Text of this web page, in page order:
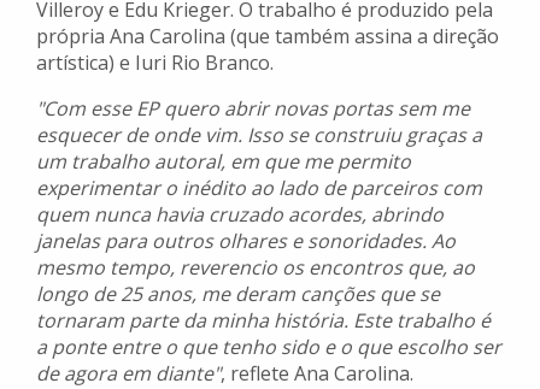
Villeroy e Edu Krieger. O trabalho é produzido pela
própria Ana Carolina (que também assina a direção
artística) e Iuri Rio Branco.
"Com esse EP quero abrir novas portas sem me
esquecer de onde vim. Isso se construiu graças a
um trabalho autoral, em que me permito
experimentar o inédito ao lado de parceiros com
quem nunca havia cruzado acordes, abrindo
janelas para outros olhares e sonoridades. Ao
mesmo tempo, reverencio os encontros que, ao
longo de 25 anos, me deram canções que se
tornaram parte da minha história. Este trabalho é
a ponte entre o que tenho sido e o que escolho ser
de agora em diante", reflete Ana Carolina.